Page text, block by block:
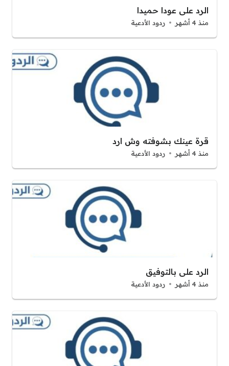
الرد على عودا حميدا
منذ 4 أشهر ردود الأدعية
قرة عينك بشوفته وش ارد
منذ 4 أشهر ردود الأدعية
الرد على بالتوفيق
منذ 4 أشهر ردود الأدعية